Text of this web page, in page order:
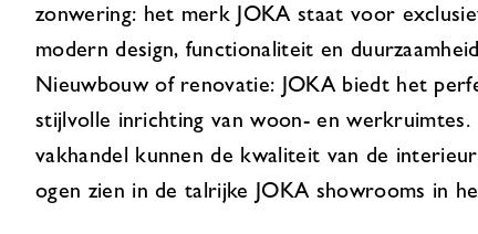
zonwering: het merk JOKA staat voor
modern design, functionaliteit en
Nieuwbouw of renovatie: JOKA biedt het
stijlvolle inrichting van woon- en werkruimtes.
vakhandel kunnen de kwaliteit van de
ogen zien in de talrijke JOKA showrooms in